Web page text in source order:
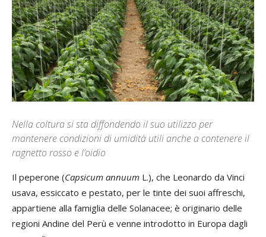
Nella coltura si sta diffondendo il suo utilizzo per
mantenere condizioni di umidità utili anche a contenere il
ragnetto rosso e l’oidio
Il peperone (Capsicum annuum L.), che Leonardo da Vinci
usava, essiccato e pestato, per le tinte dei suoi affreschi,
appartiene alla famiglia delle Solanacee; è originario delle
regioni Andine del Perù e venne introdotto in Europa dagli